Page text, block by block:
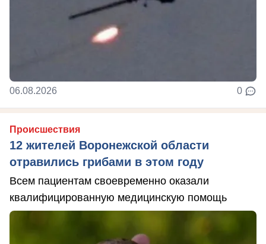
06.08.2026 0
Происшествия
12 жителей Воронежской области
отравились грибами в этом году
Всем пациентам своевременно оказали
квалифицированную медицинскую помощь